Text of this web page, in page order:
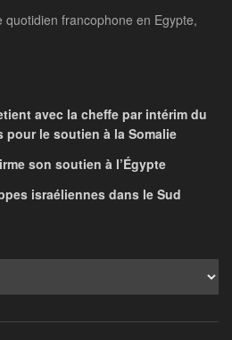
francophone en Egypte,
avec la cheffe par intérim du
pour le soutien à la Somalie
son soutien à l’Égypte
israéliennes dans le Sud